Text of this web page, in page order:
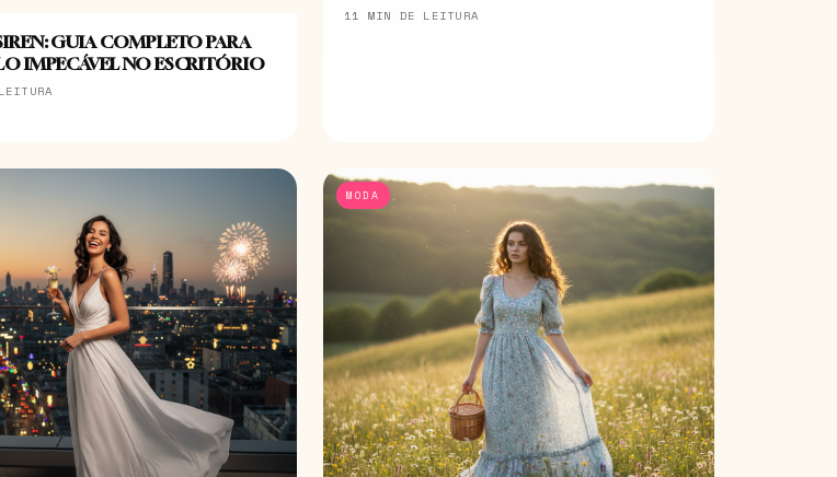
GUIA COMPLETO PARA
IMPECÁVEL NO ESCRITÓRIO
11 MIN DE LEITURA
MODA